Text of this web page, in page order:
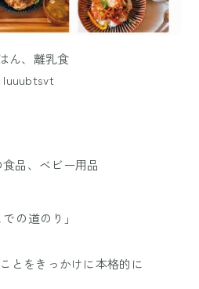
ん、離乳食
luuubtsvt
品、ベビー用品
の道のり」
とをきっかけに本格的に